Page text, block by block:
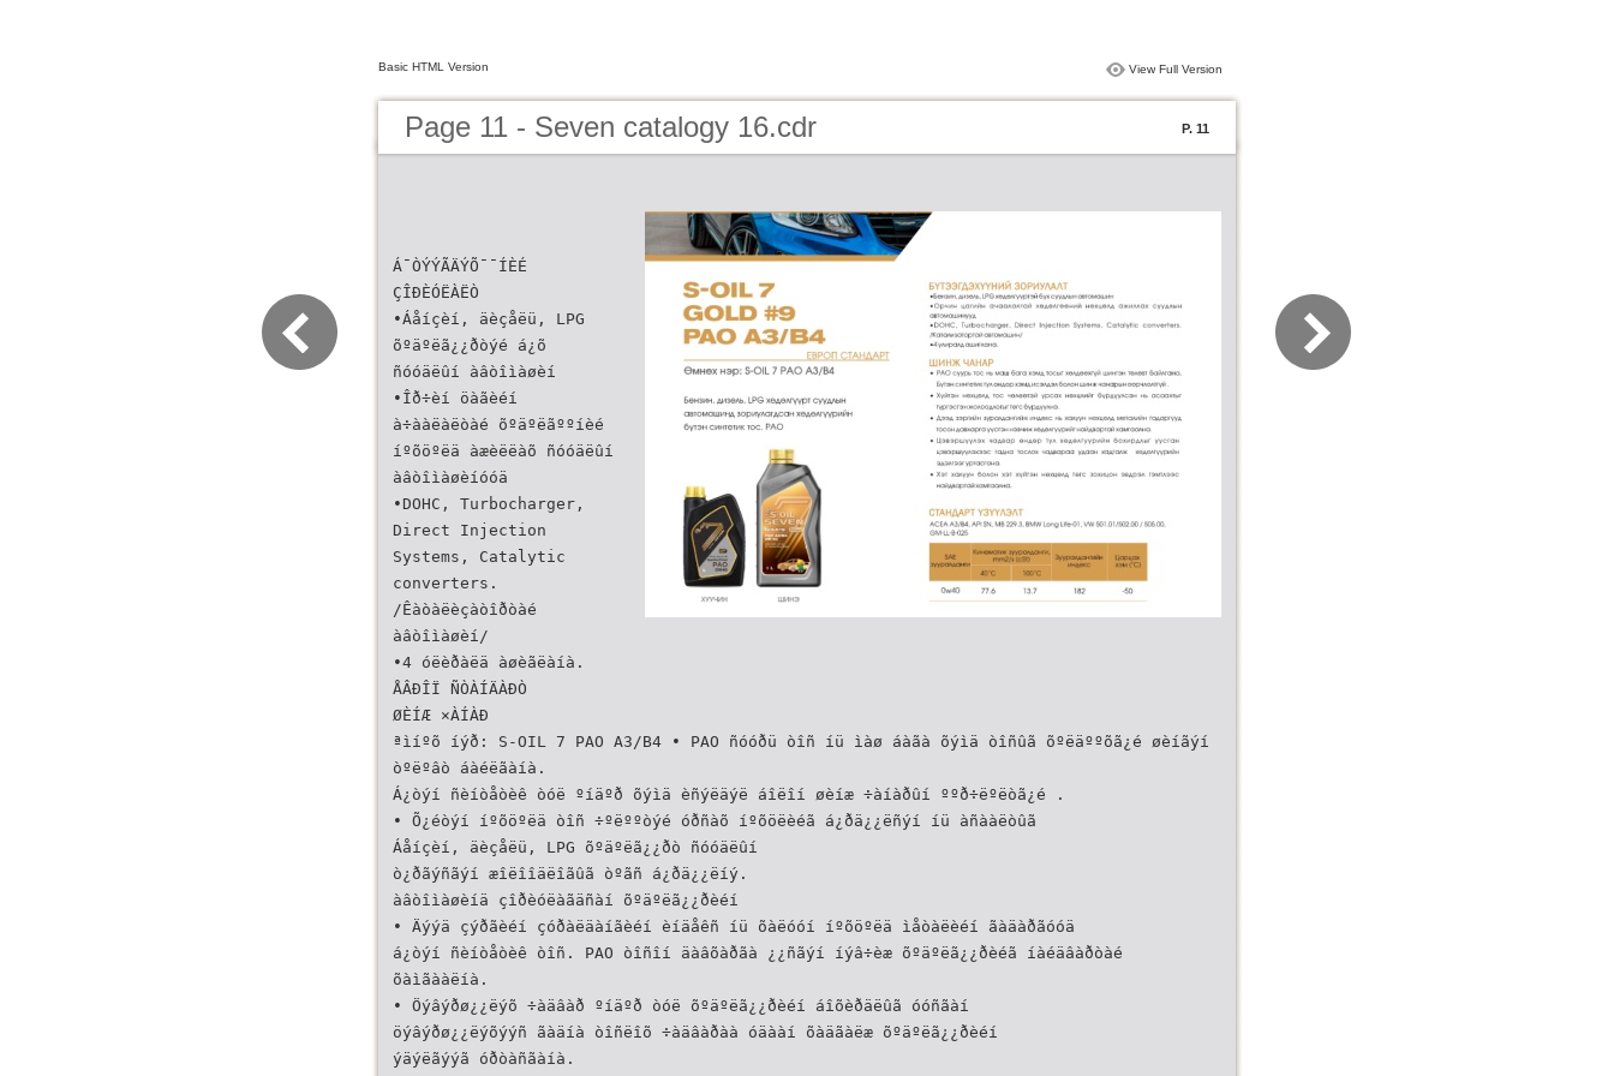
Basic HTML Version View Full Version
Page 11 - Seven catalogy 16.cdr P. 11
Á¯ÒÝÝÃÄÝÕ¯¯ÍÈÉ
ÇÎÐÈÓËÀËÒ
•Áåíçèí, äèçåëü, LPG
õºäºëã¿¿ðòýé á¿õ
ñóóäëûí àâòîìàøèí
•Îð÷èí öàãèéí
à÷ààëàëòàé õºäºëãººíèé
íºõöºëä àæèëëàõ ñóóäëûí
àâòîìàøèíóóä
•DOHC, Turbocharger,
Direct Injection
Systems, Catalytic
converters.
/Êàòàëèçàòîðòàé
àâòîìàøèí/
•4 óëèðàëä àøèãëàíà.
ÅÂÐÎÏ ÑÒÀÍÄÀÐÒ
ØÈÍÆ ×ÀÍÀÐ
ªìíºõ íýð: S-OIL 7 PAO A3/B4 • PAO ñóóðü òîñ íü ìàø áàãà õýìä òîñûã õºëäººõã¿é øèíãýí
òºëºâò áàéëãàíà.
Á¿òýí ñèíòåòèê òóë ºíäºð õýìä èñýëäýë áîëîí øèíæ ÷àíàðûí ººð÷ëºëòã¿é .
• Õ¿éòýí íºõöºëä òîñ ÷ºëººòýé óðñàõ íºõöëèéã á¿ðä¿¿ëñýí íü àñààëòûã
Áåíçèí, äèçåëü, LPG õºäºëã¿¿ðò ñóóäëûí
ò¿ðãýñãýí æîëîîäëîãûã òºãñ á¿ðä¿¿ëíý.
àâòîìàøèíä çîðèóëàãäñàí õºäºëã¿¿ðèéí
• Äýýä çýðãèéí çóðàëäàíãèéí èíäåêñ íü õàëóóí íºõöºëä ìåòàëèéí ãàäàðãóóä
á¿òýí ñèíòåòèê òîñ. PAO òîñîí äàâõàðãà ¿¿ñãýí íýâ÷èæ õºäºëã¿¿ðèéã íàéäâàðòàé
õàìãààëíà.
• Öýâýðø¿¿ëýõ ÷àäâàð ºíäºð òóë õºäºëã¿¿ðèéí áîõèðäëûã óóñãàí
öýâýðø¿¿ëýõýýñ ãàäíà òîñëîõ ÷àäâàðàà óäààí õàäãàëæ õºäºëã¿¿ðèéí
ýäýëãýýã óðòàñãàíà.